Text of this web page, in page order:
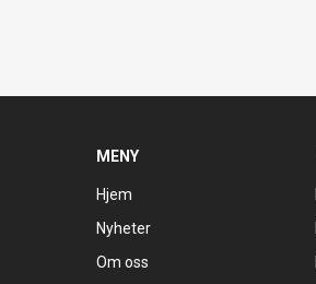
MENY
Hjem
Nyheter
Om oss